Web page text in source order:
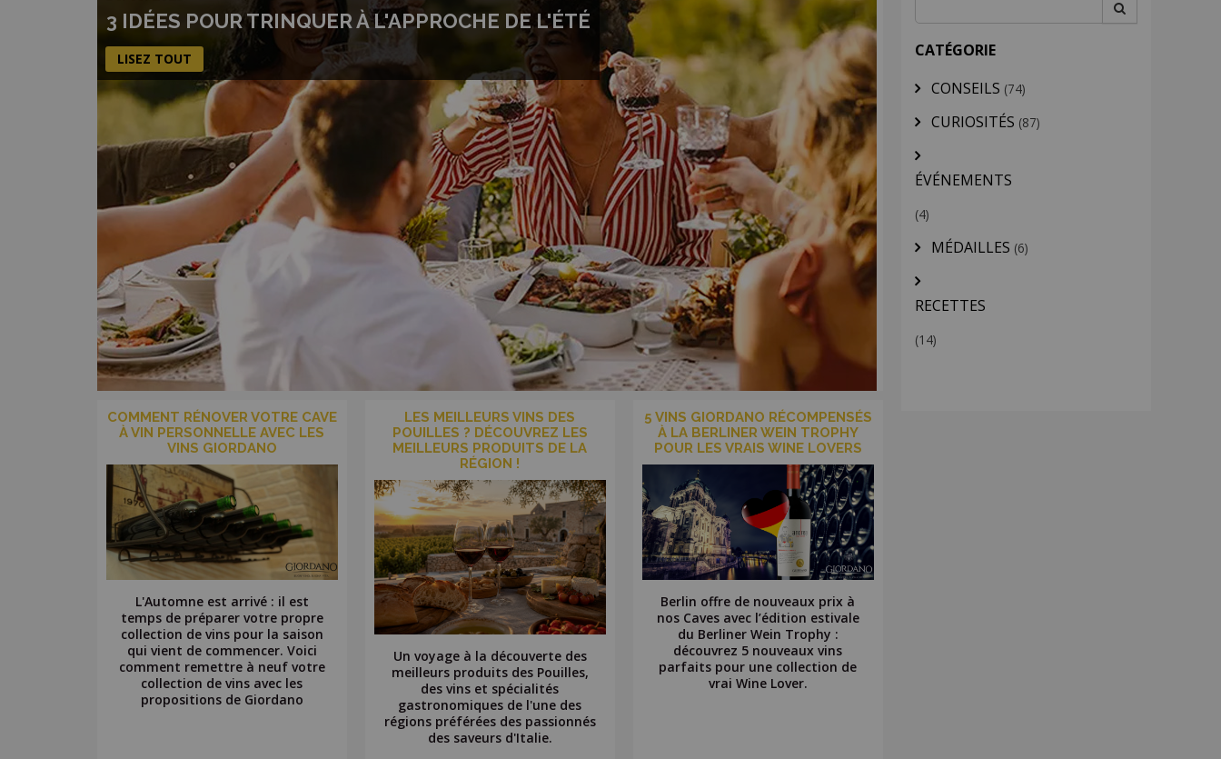
3 IDÉES POUR TRINQUER À L'APPROCHE DE L'ÉTÉ
LISEZ TOUT
COMMENT RÉNOVER VOTRE CAVE
À VIN PERSONNELLE AVEC LES
VINS GIORDANO
L'Automne est arrivé : il est
temps de préparer votre propre
collection de vins pour la saison
qui vient de commencer. Voici
comment remettre à neuf votre
collection de vins avec les
propositions de Giordano
LES MEILLEURS VINS DES
POUILLES ? DÉCOUVREZ LES
MEILLEURS PRODUITS DE LA
RÉGION !
Un voyage à la découverte des
meilleurs produits des Pouilles,
des vins et spécialités
gastronomiques de l'une des
régions préférées des passionnés
des saveurs d'Italie.
5 VINS GIORDANO RÉCOMPENSÉS
À LA BERLINER WEIN TROPHY
POUR LES VRAIS WINE LOVERS
Berlin offre de nouveaux prix à
nos Caves avec l’édition estivale
du Berliner Wein Trophy :
découvrez 5 nouveaux vins
parfaits pour une collection de
vrai Wine Lover.
CATÉGORIE
CONSEILS (74)
CURIOSITÉS (87)
ÉVÉNEMENTS
(4)
MÉDAILLES (6)
RECETTES
(14)
JE VEUX LE RABAIS